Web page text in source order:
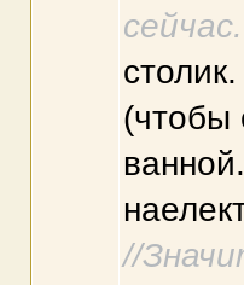
(чтобы
//